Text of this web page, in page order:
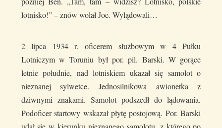
lotnisko!” – znów wołał Joe. Wylądowali…
2 lipca 1934 r. oficerem służbowym w 4 Pułku
Lotniczym w Toruniu był por. pil. Barski. W gorące
letnie południe, nad lotniskiem ukazał się samolot o
nieznanej sylwetce. Jednosilnikowa awionetka z
dziwnymi znakami. Samolot podszedł do lądowania.
Podoficer startowy wskazał płytę postojową. Por. Barski